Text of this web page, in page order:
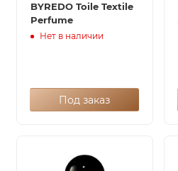
BYREDO Toile Textile
Perfume
Нет в наличии
Под заказ